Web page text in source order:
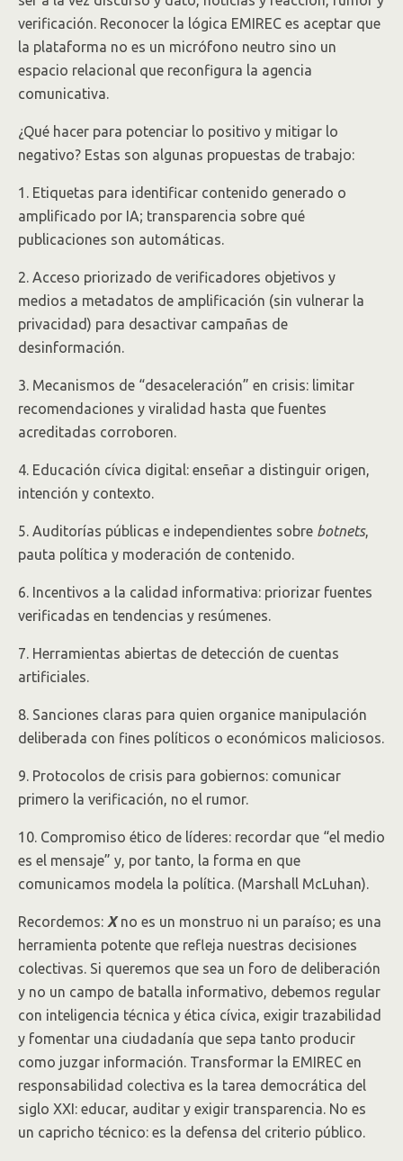
verificación. Reconocer la lógica EMIREC es aceptar que
la plataforma no es un micrófono neutro sino un
espacio relacional que reconfigura la agencia
comunicativa.
¿Qué hacer para potenciar lo positivo y mitigar lo
negativo? Estas son algunas propuestas de trabajo:
1. Etiquetas para identificar contenido generado o
amplificado por IA; transparencia sobre qué
publicaciones son automáticas.
2. Acceso priorizado de verificadores objetivos y
medios a metadatos de amplificación (sin vulnerar la
privacidad) para desactivar campañas de
desinformación.
3. Mecanismos de “desaceleración” en crisis: limitar
recomendaciones y viralidad hasta que fuentes
acreditadas corroboren.
4. Educación cívica digital: enseñar a distinguir origen,
intención y contexto.
5. Auditorías públicas e independientes sobre botnets,
pauta política y moderación de contenido.
6. Incentivos a la calidad informativa: priorizar fuentes
verificadas en tendencias y resúmenes.
7. Herramientas abiertas de detección de cuentas
artificiales.
8. Sanciones claras para quien organice manipulación
deliberada con fines políticos o económicos maliciosos.
9. Protocolos de crisis para gobiernos: comunicar
primero la verificación, no el rumor.
10. Compromiso ético de líderes: recordar que “el medio
es el mensaje” y, por tanto, la forma en que
comunicamos modela la política. (Marshall McLuhan).
Recordemos: Xno es un monstruo ni un paraíso; es una
herramienta potente que refleja nuestras decisiones
colectivas. Si queremos que sea un foro de deliberación
y no un campo de batalla informativo, debemos regular
con inteligencia técnica y ética cívica, exigir trazabilidad
y fomentar una ciudadanía que sepa tanto producir
como juzgar información. Transformar la EMIREC en
responsabilidad colectiva es la tarea democrática del
siglo XXI: educar, auditar y exigir transparencia. No es
un capricho técnico: es la defensa del criterio público.